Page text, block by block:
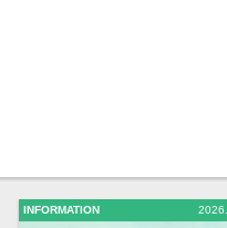
INFORMATION